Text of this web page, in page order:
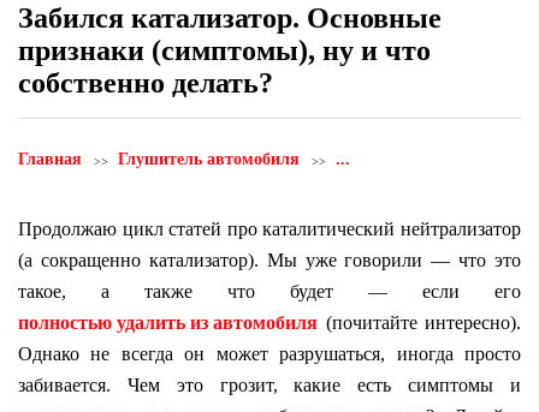
Забился катализатор. Основные
признаки (симптомы), ну и что
собственно делать?
Главная Глушитель автомобиля ...
Продолжаю цикл статей про каталитический нейтрализатор
(а сокращенно катализатор). Мы уже говорили — что это
такое, а также что будет — если его
полностью удалить из автомобиля (почитайте интересно).
Однако не всегда он может разрушаться, иногда просто
забивается. Чем это грозит, какие есть симптомы и